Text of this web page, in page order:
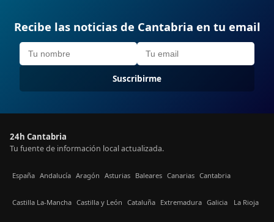
Recibe las noticias de Cantabria en tu email
Suscribirme
24h Cantabria
Tu fuente de información local actualizada.
España Andalucía Aragón Asturias Baleares Canarias Cantabria
Castilla La-Mancha Castilla y León Cataluña Extremadura Galicia La Rioja